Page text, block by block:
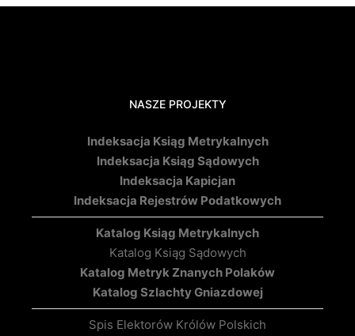
NASZE PROJEKTY
Indeksacja Ksiąg Metrykalnych
Indeksacja Ksiąg Sądowych
Indeksacja Kapicjan
Indeksacja Rejestrów Podatkowych
Katalog Ksiąg Metrykalnych
Katalog Ksiąg Sądowych
Katalog Metryk Znanych Polaków
Katalog Szlachty Gniazdowej
Spis Elektorów Królów Polskich